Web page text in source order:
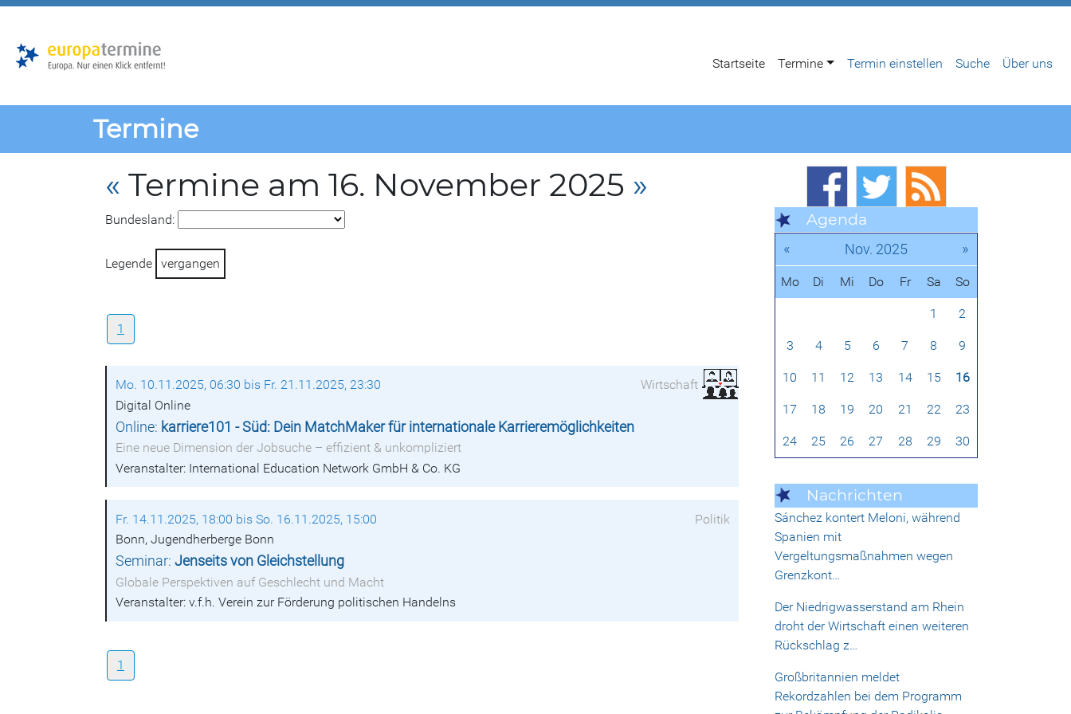
Startseite
Termine Termin einstellen Suche Über uns
Termine
« Termine am 16. November 2025 »
Bundesland:
Legende vergangen
1
Mo. 10.11.2025, 06:30 bis Fr. 21.11.2025, 23:30
Wirtschaft
Digital Online
Online: karriere101 - Süd: Dein MatchMaker für internationale Karrieremöglichkeiten
Eine neue Dimension der Jobsuche – effizient & unkompliziert
Veranstalter: International Education Network GmbH & Co. KG
Fr. 14.11.2025, 18:00 bis So. 16.11.2025, 15:00
Politik
Bonn, Jugendherberge Bonn
Seminar:Jenseits von Gleichstellung
Globale Perspektiven auf Geschlecht und Macht
Veranstalter: v.f.h. Verein zur Förderung politischen Handelns
1
Agenda
« Nov. 2025 »
Mo Di Mi Do Fr Sa So
1 2
3 4 5 6 7 8 9
10 11 12 13 14 15 16
17 18 19 20 21 22 23
24 25 26 27 28 29 30
Nachrichten
Sánchez kontert Meloni, während
Spanien mit
Vergeltungsmaßnahmen wegen
Grenzkont…
Der Niedrigwasserstand am Rhein
droht der Wirtschaft einen weiteren
Rückschlag z…
Großbritannien meldet
Rekordzahlen bei dem Programm